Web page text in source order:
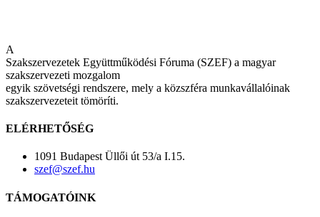
A
Szakszervezetek Együttműködési Fóruma (SZEF) a magyar
szakszervezeti mozgalom
egyik szövetségi rendszere, mely a közszféra munkavállalóinak
szakszervezeteit tömöríti.
ELÉRHETŐSÉG
1091 Budapest Üllői út 53/a I.15.
szef@szef.hu
TÁMOGATÓINK